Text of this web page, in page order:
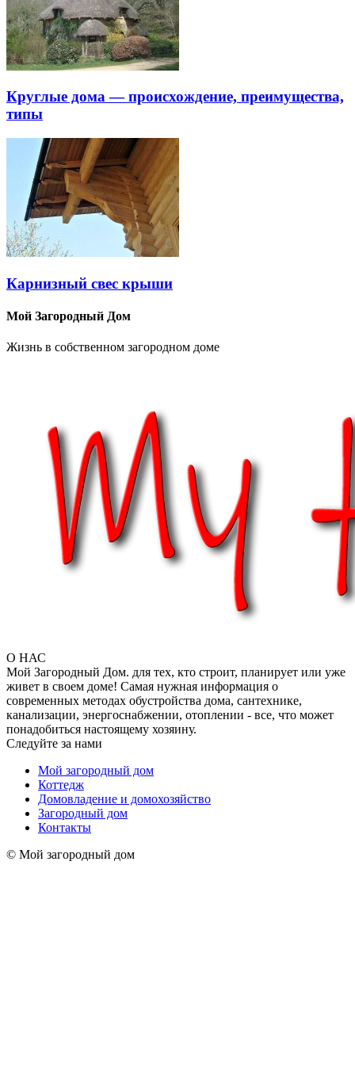
Круглые дома — происхождение, преимущества,
типы
Карнизный свес крыши
Мой Загородный Дом
Жизнь в собственном загородном доме
О НАС
Мой Загородный Дом. для тех, кто строит, планирует или уже
живет в своем доме! Самая нужная информация о
современных методах обустройства дома, сантехнике,
канализации, энергоснабжении, отоплении - все, что может
понадобиться настоящему хозяину.
Следуйте за нами
Мой загородный дом
Коттедж
Домовладение и домохозяйство
Загородный дом
Контакты
© Мой загородный дом